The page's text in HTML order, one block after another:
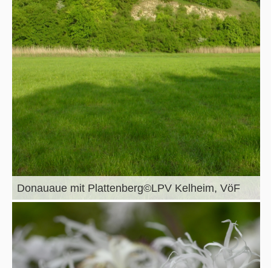
Donauaue mit Plattenberg©LPV Kelheim, VöF